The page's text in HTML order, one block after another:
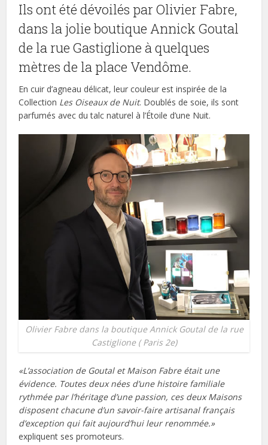
Ils ont été dévoilés par Olivier Fabre,
dans la jolie boutique Annick Goutal
de la rue Gastiglione à quelques
mètres de la place Vendôme.
En cuir d’agneau délicat, leur couleur est inspirée de la
Collection Les Oiseaux de Nuit. Doublés de soie, ils sont
parfumés avec du talc naturel à l’Étoile d’une Nuit.
Olivier Fabre dans la boutique Annick Goutal de la rue
Castiglione ( Paris 2e)
«L’association de Goutal et Maison Fabre était une
évidence. Toutes deux nées d’une histoire familiale
rythmée par l’héritage d’une passion, ces deux Maisons
disposent chacune d’un savoir-faire artisanal français
d’exception qui fait aujourd’hui leur renommée.»
expliquent ses promoteurs.